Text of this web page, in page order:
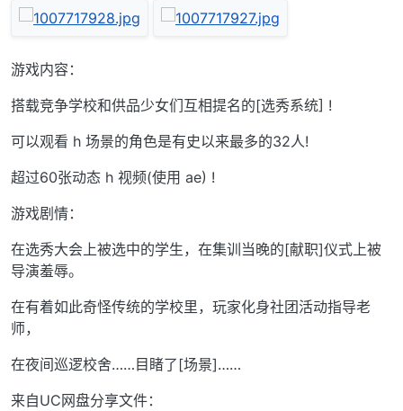
游戏内容：
搭载竞争学校和供品少女们互相提名的[选秀系统] !
可以观看 h 场景的角色是有史以来最多的32人!
超过60张动态 h 视频(使用 ae) !
游戏剧情：
在选秀大会上被选中的学生，在集训当晚的[献职]仪式上被
导演羞辱。
在有着如此奇怪传统的学校里，玩家化身社团活动指导老
师，
在夜间巡逻校舍……目睹了[场景]……
来自UC网盘分享文件：